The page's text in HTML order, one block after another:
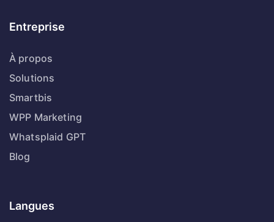
Entreprise
À propos
Solutions
Smartbis
WPP Marketing
Whatsplaid GPT
Blog
Langues